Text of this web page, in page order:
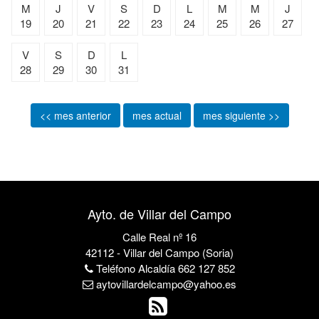
M
19
J
20
V
21
S
22
D
23
L
24
M
25
M
26
J
27
V
28
S
29
D
30
L
31
<< mes anterior mes actual mes siguiente >>
Ayto. de Villar del Campo
Calle Real nº 16
42112 - Villar del Campo (Soria)
Teléfono Alcaldía 662 127 852
aytovillardelcampo@yahoo.es